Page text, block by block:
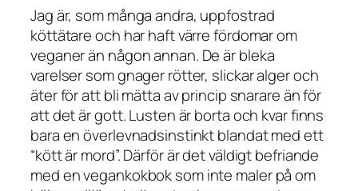
Jag är, som många andra, uppfostrad
köttätare och har haft värre fördomar om
veganer än någon annan. De är bleka
varelser som gnager rötter, slickar alger och
äter för att bli mätta av princip snarare än för
att det är gott. Lusten är borta och kvar finns
bara en överlevnadsinstinkt blandat med ett
“kött är mord”. Därför är det väldigt befriande
med en vegankokbok som inte maler på om